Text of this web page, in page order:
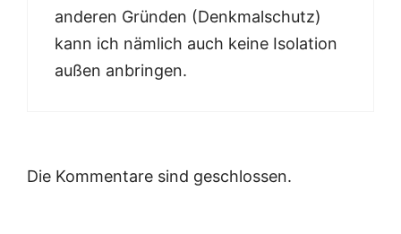
anderen Gründen (Denkmalschutz)
kann ich nämlich auch keine Isolation
außen anbringen.
Die Kommentare sind geschlossen.